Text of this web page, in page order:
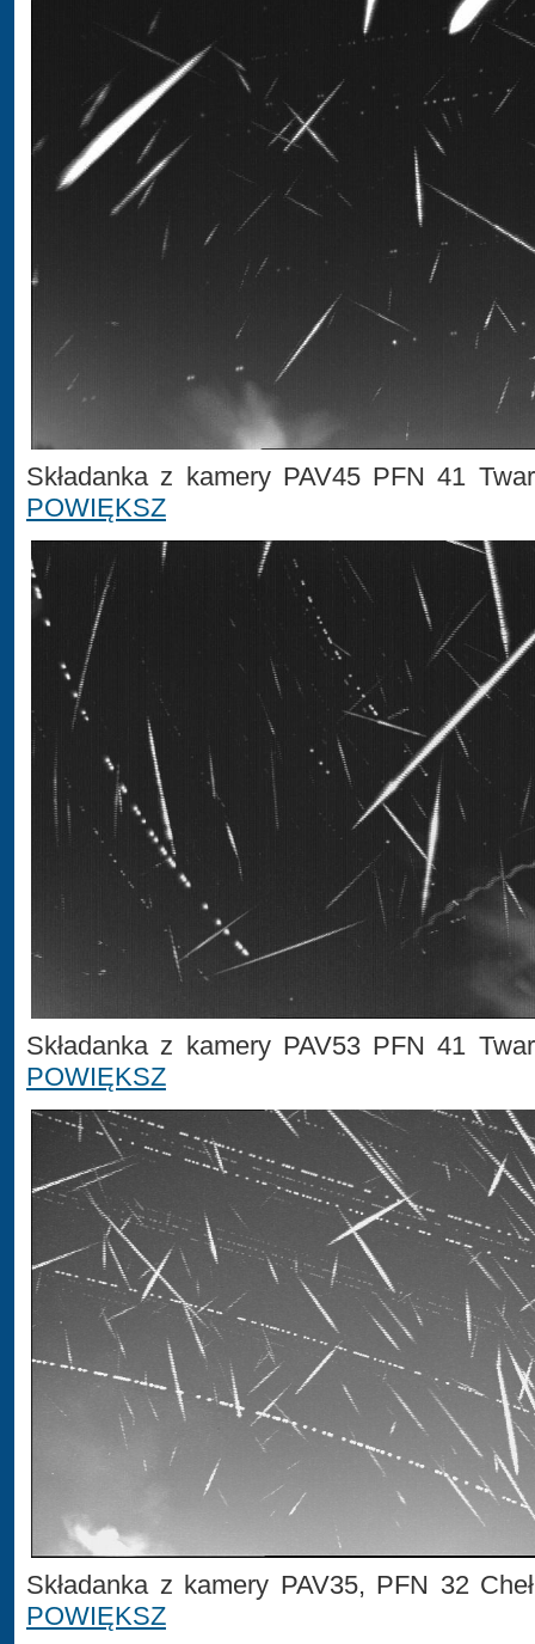
Składanka z kamery PAV45 PFN 41
POWIĘKSZ
Składanka z kamery PAV53 PFN 41
POWIĘKSZ
Składanka z kamery PAV35, PFN 32
POWIĘKSZ